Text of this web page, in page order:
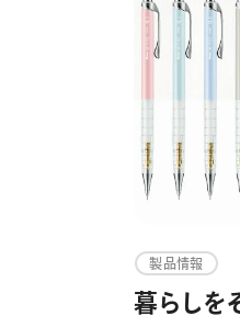
製品情報
暮らしを